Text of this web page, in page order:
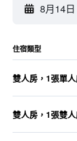
8月14
住宿類型
雙人房，1張單
雙人房，1張雙